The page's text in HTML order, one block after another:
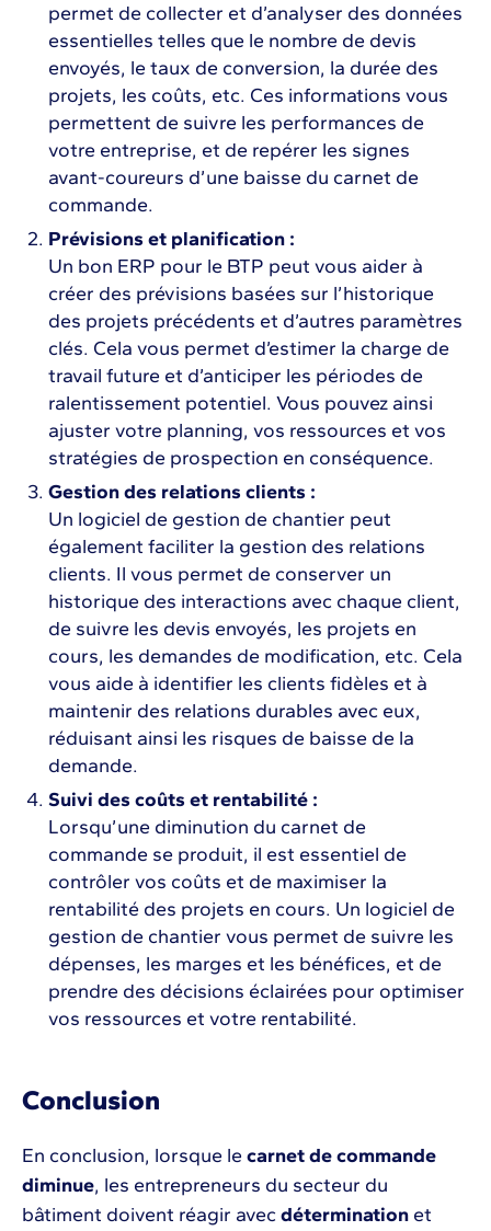
permet de collecter et d’analyser des données
essentielles telles que le nombre de devis
envoyés, le taux de conversion, la durée des
projets, les coûts, etc. Ces informations vous
permettent de suivre les performances de
votre entreprise, et de repérer les signes
avant-coureurs d’une baisse du carnet de
commande.
Prévisions et planification :
Un bon ERP pour le BTP peut vous aider à
créer des prévisions basées sur l’historique
des projets précédents et d’autres paramètres
clés. Cela vous permet d’estimer la charge de
travail future et d’anticiper les périodes de
ralentissement potentiel. Vous pouvez ainsi
ajuster votre planning, vos ressources et vos
stratégies de prospection en conséquence.
Gestion des relations clients :
Un logiciel de gestion de chantier peut
également faciliter la gestion des relations
clients. Il vous permet de conserver un
historique des interactions avec chaque client,
de suivre les devis envoyés, les projets en
cours, les demandes de modification, etc. Cela
vous aide à identifier les clients fidèles et à
maintenir des relations durables avec eux,
réduisant ainsi les risques de baisse de la
demande.
Suivi des coûts et rentabilité :
Lorsqu’une diminution du carnet de
commande se produit, il est essentiel de
contrôler vos coûts et de maximiser la
rentabilité des projets en cours. Un logiciel de
gestion de chantier vous permet de suivre les
dépenses, les marges et les bénéfices, et de
prendre des décisions éclairées pour optimiser
vos ressources et votre rentabilité.
Conclusion
En conclusion, lorsque le carnet de commande
diminue, les entrepreneurs du secteur du
bâtiment doivent réagir avecdétermination et